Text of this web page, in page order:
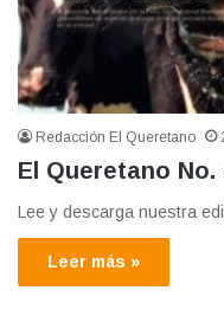
Redacción El Queretano
El Queretano No.
Lee y descarga nuestra
Leer más »